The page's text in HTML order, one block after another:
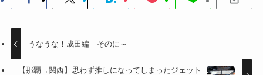
うなうな！成田編 そのに～
【那覇→関西】思わず推しになってしまったジェット